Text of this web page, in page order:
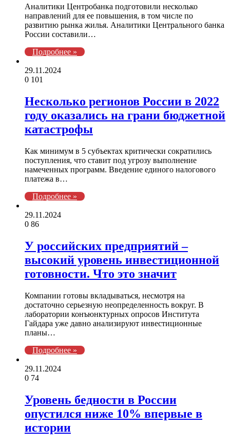
Аналитики Центробанка подготовили несколько
направлений для ее повышения, в том числе по
развитию рынка жилья. Аналитики Центрального банка
России составили…
Подробнее »
29.11.2024
0 101
Несколько регионов России в 2022
году оказались на грани бюджетной
катастрофы
Как минимум в 5 субъектах критически сократились
поступления, что ставит под угрозу выполнение
намеченных программ. Введение единого налогового
платежа в…
Подробнее »
29.11.2024
0 86
У российских предприятий –
высокий уровень инвестиционной
готовности. Что это значит
Компании готовы вкладываться, несмотря на
достаточно серьезную неопределенность вокруг. В
лаборатории конъюнктурных опросов Института
Гайдара уже давно анализируют инвестиционные
планы…
Подробнее »
29.11.2024
0 74
Уровень бедности в России
опустился ниже 10% впервые в
истории